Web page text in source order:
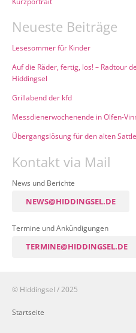
Neueste Beiträge
Lesesommer für Kinder
Auf die Räder, fertig, los! – Radtour
Hiddingsel
Grillabend der kfd
Messdienerwochenende in Olfen-
Übergangslösung für den alten
Kontakt via Mail
News und Berichte
NEWS@HIDDINGSEL.DE
Termine und Ankündigungen
TERMINE@HIDDINGSEL.DE
© Hiddingsel / 2025
Startseite